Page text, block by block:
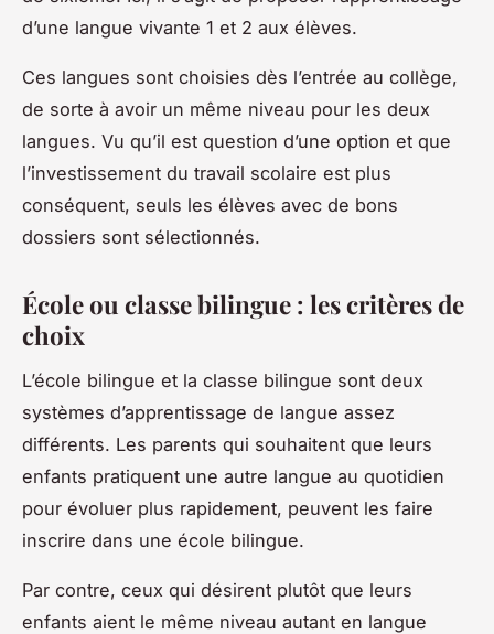
d’une langue vivante 1 et 2 aux élèves.
Ces langues sont choisies dès l’entrée au collège,
de sorte à avoir un même niveau pour les deux
langues. Vu qu’il est question d’une option et que
l’investissement du travail scolaire est plus
conséquent, seuls les élèves avec de bons
dossiers sont sélectionnés.
École ou classe bilingue : les critères de
choix
L’école bilingue et la classe bilingue sont deux
systèmes d’apprentissage de langue assez
différents. Les parents qui souhaitent que leurs
enfants pratiquent une autre langue au quotidien
pour évoluer plus rapidement, peuvent les faire
inscrire dans une école bilingue.
Par contre, ceux qui désirent plutôt que leurs
enfants aient le même niveau autant en langue